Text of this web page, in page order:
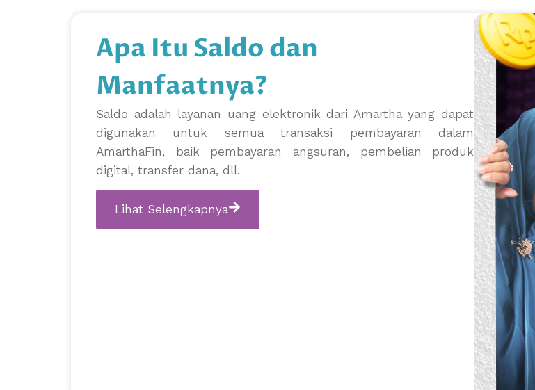
Apa Itu Saldo dan
Manfaatnya?
Saldo adalah layanan uang elektronik dari Amartha yang dapat
digunakan untuk semua transaksi pembayaran dalam
AmarthaFin, baik pembayaran angsuran, pembelian produk
digital, transfer dana, dll.
Lihat Selengkapnya